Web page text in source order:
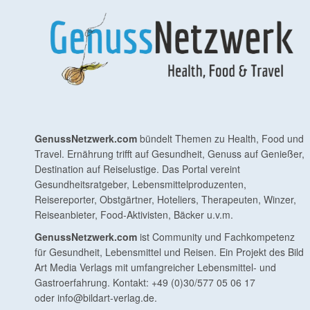
GenussNetzwerk.com bündelt Themen zu Health, Food und
Travel. Ernährung trifft auf Gesundheit, Genuss auf Genießer,
Destination auf Reiselustige. Das Portal vereint
Gesundheitsratgeber, Lebensmittelproduzenten,
Reisereporter, Obstgärtner, Hoteliers, Therapeuten, Winzer,
Reiseanbieter, Food-Aktivisten, Bäcker u.v.m.
GenussNetzwerk.com ist Community und Fachkompetenz
für Gesundheit, Lebensmittel und Reisen. Ein Projekt des Bild
Art Media Verlags mit umfangreicher Lebensmittel- und
Gastroerfahrung. Kontakt: +49 (0)30/577 05 06 17
oder info@bildart-verlag.de.